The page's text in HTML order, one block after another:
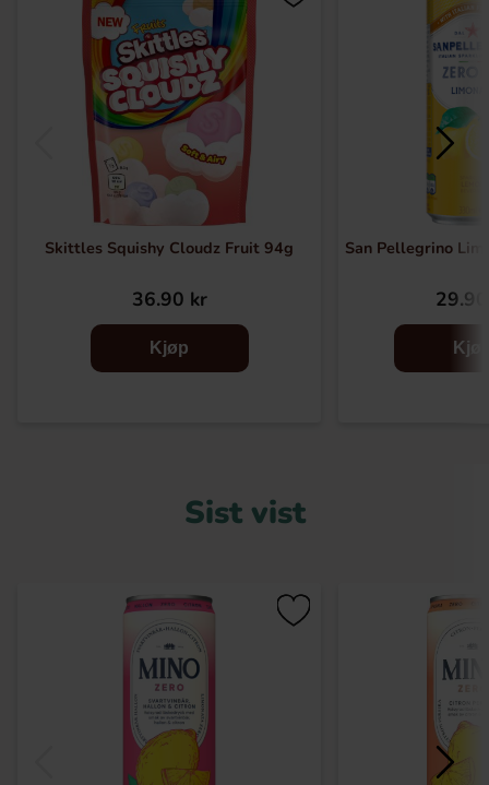
Skittles Squishy Cloudz Fruit 94g
36.90 kr
Kjøp
San Pellegrino
Sist vist